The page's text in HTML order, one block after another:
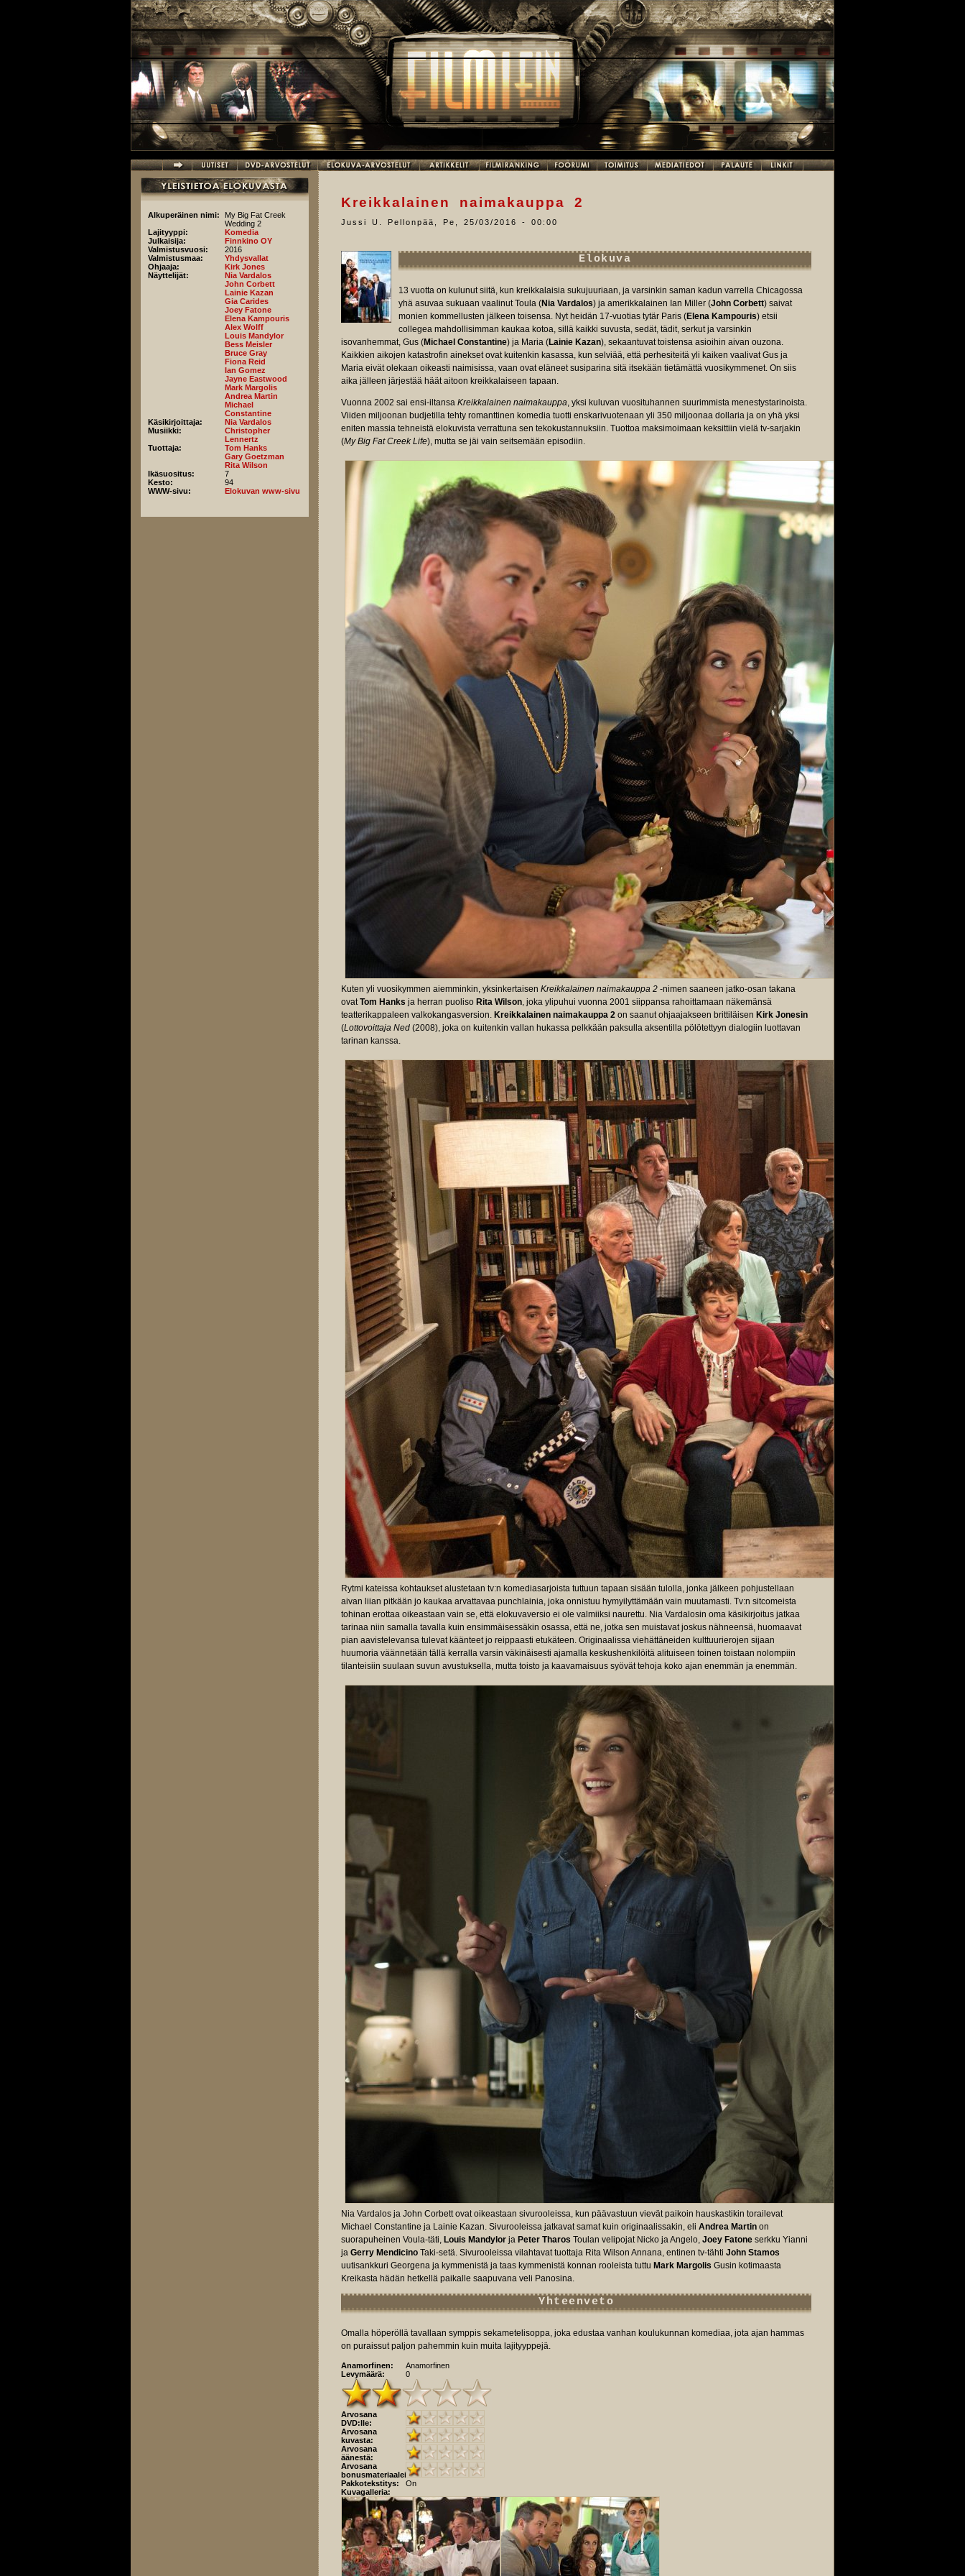
Alkuperäinen nimi:
My Big Fat Creek
Wedding 2
Lajityyppi:
Komedia
Julkaisija:
Finnkino OY
Valmistusvuosi:
2016
Valmistusmaa:
Yhdysvallat
Ohjaaja:
Kirk Jones
Näyttelijät:
Nia Vardalos
John Corbett
Lainie Kazan
Gia Carides
Joey Fatone
Elena Kampouris
Alex Wolff
Louis Mandylor
Bess Meisler
Bruce Gray
Fiona Reid
Ian Gomez
Jayne Eastwood
Mark Margolis
Andrea Martin
Michael
Constantine
Käsikirjoittaja:
Nia Vardalos
Musiikki:
Christopher
Lennertz
Tuottaja:
Tom Hanks
Gary Goetzman
Rita Wilson
Ikäsuositus:
7
Kesto:
94
WWW-sivu:
Elokuvan www-sivu
Kreikkalainen naimakauppa 2
Jussi U. Pellonpää Pe, 25/03/2016 - 00:00
Elokuva
13 vuotta on kulunut siitä, kun kreikkalaisia sukujuuriaan, ja varsinkin saman kadun varrella Chicagossa
yhä asuvaa sukuaan vaalinut Toula (Nia Vardalos) ja amerikkalainen Ian Miller (John Corbett) saivat
monien kommellusten jälkeen toisensa. Nyt heidän 17-vuotias tytär Paris (Elena Kampouris) etsii
collegea mahdollisimman kaukaa kotoa, sillä kaikki suvusta, sedät, tädit, serkut ja varsinkin
isovanhemmat, Gus (Michael Constantine) ja Maria (Lainie Kazan), sekaantuvat toistensa asioihin aivan ouzona.
Kaikkien aikojen katastrofin ainekset ovat kuitenkin kasassa, kun selviää, että perhesiteitä yli kaiken vaalivat Gus ja
Maria eivät olekaan oikeasti naimisissa, vaan ovat eläneet susiparina sitä itsekään tietämättä vuosikymmenet. On siis
aika jälleen järjestää häät aitoon kreikkalaiseen tapaan.
Vuonna 2002 sai ensi-iltansa Kreikkalainen naimakauppa, yksi kuluvan vuosituhannen suurimmista menestystarinoista.
Viiden miljoonan budjetilla tehty romanttinen komedia tuotti enskarivuotenaan yli 350 miljoonaa dollaria ja on yhä yksi
eniten massia tehneistä elokuvista verrattuna sen tekokustannuksiin. Tuottoa maksimoimaan keksittiin vielä tv-sarjakin
(My Big Fat Creek Life), mutta se jäi vain seitsemään episodiin.
Kuten yli vuosikymmen aiemminkin, yksinkertaisen Kreikkalainen naimakauppa 2 -nimen saaneen jatko-osan takana
ovatTom Hanks ja herran puoliso Rita Wilson, joka ylipuhui vuonna 2001 siippansa rahoittamaan näkemänsä
teatterikappaleen valkokangasversion. Kreikkalainen naimakauppa 2 on saanut ohjaajakseen brittiläisen Kirk Jonesin
(Lottovoittaja Ned (2008), joka on kuitenkin vallan hukassa pelkkään paksulla aksentilla pölötettyyn dialogiin luottavan
tarinan kanssa.
Rytmi kateissa kohtaukset alustetaan tv:n komediasarjoista tuttuun tapaan sisään tulolla, jonka jälkeen pohjustellaan
aivan liian pitkään jo kaukaa arvattavaa punchlainia, joka onnistuu hymyilyttämään vain muutamasti. Tv:n sitcomeista
tohinan erottaa oikeastaan vain se, että elokuvaversio ei ole valmiiksi naurettu. Nia Vardalosin oma käsikirjoitus jatkaa
tarinaa niin samalla tavalla kuin ensimmäisessäkin osassa, että ne, jotka sen muistavat joskus nähneensä, huomaavat
pian aavistelevansa tulevat käänteet jo reippaasti etukäteen. Originaalissa viehättäneiden kulttuurierojen sijaan
huumoria väännetään tällä kerralla varsin väkinäisesti ajamalla keskushenkilöitä alituiseen toinen toistaan nolompiin
tilanteisiin suulaan suvun avustuksella, mutta toisto ja kaavamaisuus syövät tehoja koko ajan enemmän ja enemmän.
Nia Vardalos ja John Corbett ovat oikeastaan sivurooleissa, kun päävastuun vievät paikoin hauskastikin torailevat
Michael Constantine ja Lainie Kazan. Sivurooleissa jatkavat samat kuin originaalissakin, eli Andrea Martin on
suorapuheinen Voula-täti, Louis Mandylor ja Peter Tharos Toulan velipojat Nicko ja Angelo, Joey Fatone serkku Yianni
ja Gerry Mendicino Taki-setä. Sivurooleissa vilahtavat tuottaja Rita Wilson Annana, entinen tv-tähti John Stamos
uutisankkuri Georgena ja kymmenistä ja taas kymmenistä konnan rooleista tuttu Mark Margolis Gusin kotimaasta
Kreikasta hädän hetkellä paikalle saapuvana veli Panosina.
Yhteenveto
Omalla höperöllä tavallaan symppis sekametelisoppa, joka edustaa vanhan koulukunnan komediaa, jota ajan hammas
on puraissut paljon pahemmin kuin muita lajityyppejä.
Anamorfinen:
Anamorfinen
Levymäärä:
0
Arvosana
DVD:lle:
Arvosana
kuvasta:
Arvosana
äänestä:
Arvosana
bonusmateriaaleista:
Pakkotekstitys:
On
Kuvagalleria: